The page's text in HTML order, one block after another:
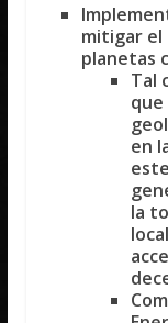
mitigar el
planetas
Tal
que
en
la